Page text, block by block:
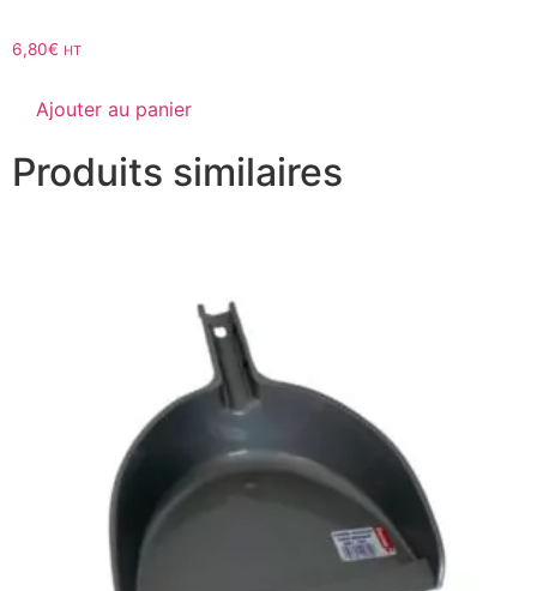
6,80€ HT
Ajouter au panier
Produits similaires